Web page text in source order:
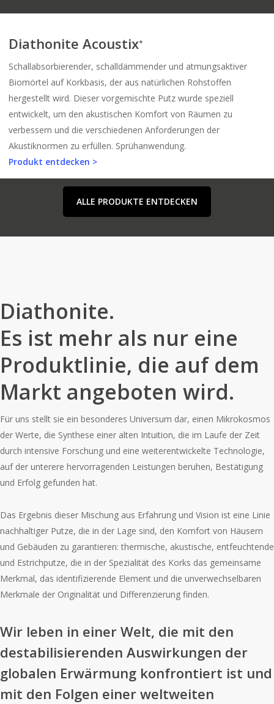
Diathonite Acoustix+
Schallabsorbierender, schalldämmender und atmungsaktiver
Biomörtel auf Korkbasis, der aus natürlichen Rohstoffen
hergestellt wird. Dieser vorgemischte Putz wurde speziell
entwickelt, um den akustischen Komfort von Räumen zu
verbessern und die verschiedenen Anforderungen der
Akustiknormen zu erfüllen. Sprühanwendung.
Produkt entdecken >
ALLE PRODUKTE ENTDECKEN
Diathonite.
Es ist mehr als nur eine
Produktlinie, die auf dem
Markt angeboten wird.
Für uns stellt sie ein besonderes Universum dar, einen Mikrokosmos
der Werte, die Synthese einer alten Intuition, die im Laufe der Zeit
durch intensive Forschung und eine weiterentwickelte Technologie,
auf der unterere hervorragenden Leistungen beruhen, Bestätigung
und Erfolg gefunden hat.
Das Ergebnis dieser Mischung aus Erfahrung und Vision ist eine Linie
nachhaltiger Putze, die in der Lage sind, den Komfort von Häusern
und Gebäuden zu garantieren: thermische, akustische, entfeuchtende
und Estrichputze, die in der Spezialität des Korks das gemeinsame
Merkmal, das identifizierende Element und die unverwechselbaren
Merkmale der Originalität und Differenzierung finden.
Wir leben in einer Welt, die mit den
destabilisierenden Auswirkungen der
globalen Erwärmung konfrontiert ist und
mit den Folgen einer weltweiten